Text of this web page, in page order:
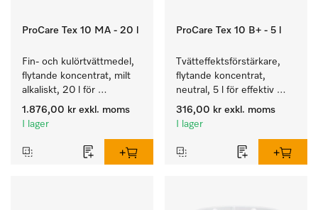
ProCare Tex 10 MA - 20 l
Fin- och kulörtvättmedel,
flytande koncentrat, milt
alkaliskt, 20 l för
rengöring av kulörtvätt
och ömtåliga textilier.
1.876,00 kr exkl. moms
I lager
ProCare Tex 10 B+ - 5 l
Tvätteffektsförstärkare,
flytande koncentrat,
neutral, 5 l för effektiv
borttagning av fettbaserad
smuts.
316,00 kr exkl. moms
I lager